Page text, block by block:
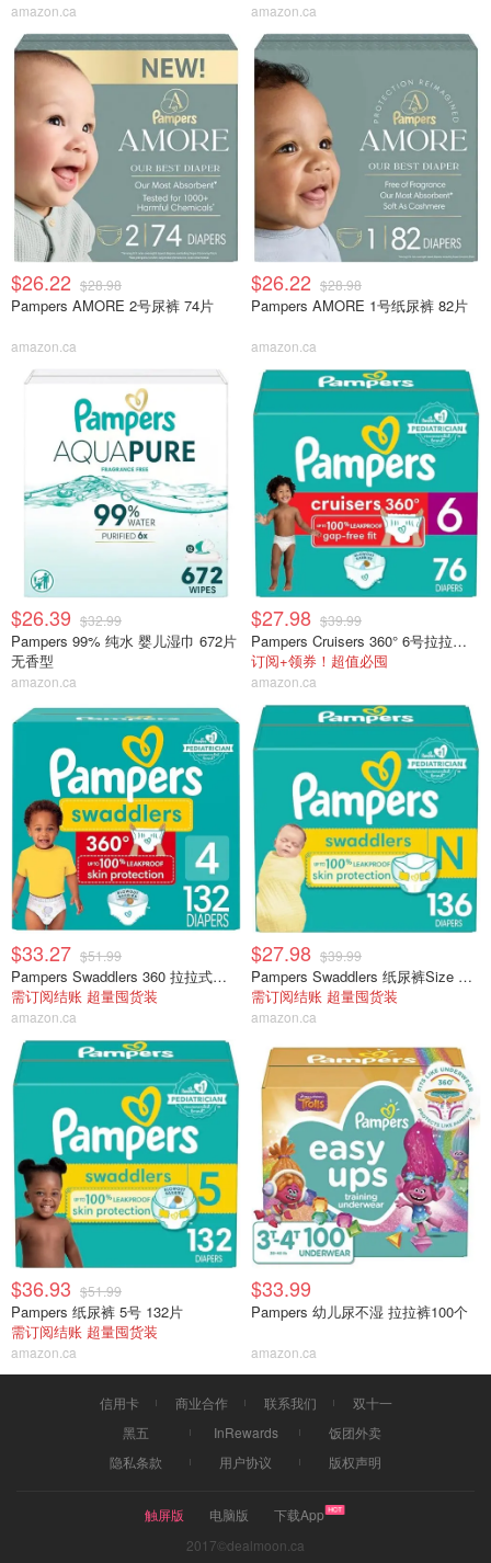
amazon.ca amazon.ca
$26.22 $28.98
Pampers AMORE 2号尿裤 74片
amazon.ca
$26.22 $28.98
Pampers AMORE 1号纸尿裤 82片
amazon.ca
$26.39 $32.99
Pampers 99% 纯水 婴儿湿巾 672片
无香型
amazon.ca
$27.98 $39.99
Pampers Cruisers 360° 6号拉拉裤 76片
订阅+领券！超值必囤
amazon.ca
$33.27 $51.99
Pampers Swaddlers 360 拉拉式尿布，4 码，132 片
需订阅结账 超量囤货装
amazon.ca
$27.98 $39.99
Pampers Swaddlers 纸尿裤Size Newborn , 136个
需订阅结账 超量囤货装
amazon.ca
$36.93 $51.99
Pampers 纸尿裤 5号 132片
需订阅结账 超量囤货装
amazon.ca
$33.99
Pampers 幼儿尿不湿 拉拉裤100个
amazon.ca
信用卡 商业合作 联系我们
双十一
黑五
InRewards
饭团外卖
隐私条款
用户协议 版权声明
触屏版 电脑版
下载App
2017©dealmoon.ca